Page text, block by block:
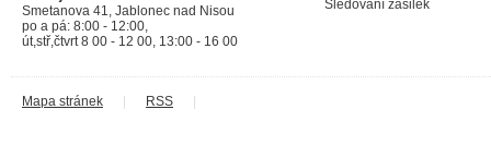
Smetanova 41, Jablonec nad Nisou
po a pá: 8:00 - 12:00,
út,stř,čtvrt 8 00 - 12 00, 13:00 - 16 00
Sledování zásilek
Mapa stránek RSS